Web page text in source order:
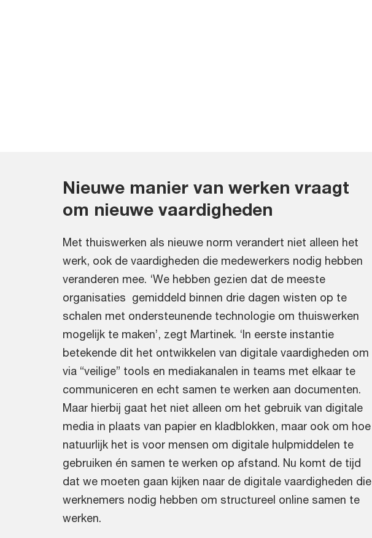
Nieuwe manier van werken vraagt
om nieuwe vaardigheden
Met thuiswerken als nieuwe norm verandert niet alleen het
werk, ook de vaardigheden die medewerkers nodig hebben
veranderen mee. ‘We hebben gezien dat de meeste
organisaties gemiddeld binnen drie dagen wisten op te
schalen met ondersteunende technologie om thuiswerken
mogelijk te maken’, zegt Martinek. ‘In eerste instantie
betekende dit het ontwikkelen van digitale vaardigheden om
via “veilige” tools en mediakanalen in teams met elkaar te
communiceren en echt samen te werken aan documenten.
Maar hierbij gaat het niet alleen om het gebruik van digitale
media in plaats van papier en kladblokken, maar ook om hoe
natuurlijk het is voor mensen om digitale hulpmiddelen te
gebruiken én samen te werken op afstand. Nu komt de tijd
dat we moeten gaan kijken naar de digitale vaardigheden die
werknemers nodig hebben om structureel online samen te
werken.